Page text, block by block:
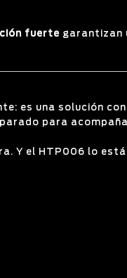
fuerte garantizan
es una solución
para
Y el HTP006 lo